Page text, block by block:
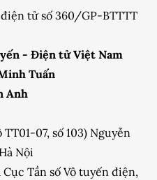
tử số 360/GP-BTTTT
- Điện tử Việt Nam
Tuấn
Anh
07, số 103) Nguyễn
Nội
Tần số Vô tuyến điện,